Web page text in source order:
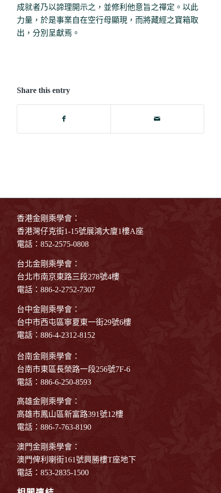
成就者乃以諦理開示之，並修利他意旨之禪定。以此
力量，於是事業自在空行母顯現，而將藏經之寶箱取
出，分別呈獻焉。
Share this entry
香港金剛乘學會：
香港灣仔克街1-15號展鴻大廈1樓A座
電話：852-2575-0808
台北金剛乘學會：
台北市南京東路三段278號4樓
電話：886-2-2752-7307
台中金剛乘學會：
台中市西屯區寧夏東一街29號6樓
電話：886-4-2312-8152
台南金剛乘學會：
台南市東區長榮路一段256號7F-6
電話：886-6-250-8593
高雄金剛乘學會：
高雄市鳳山區新富路391號12樓
電話：886-7-763-8190
澳門金剛乘學會：
澳門俾利喇街161號興勝樓T座地下
電話：853-2835-1500